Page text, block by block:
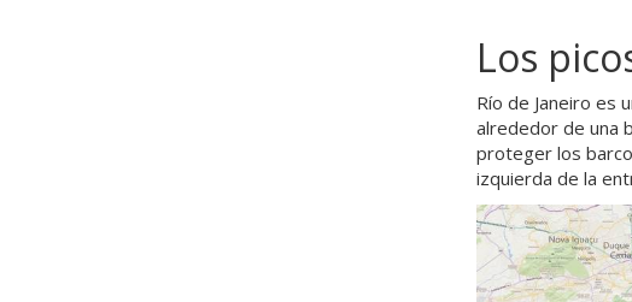
Los
Río de Janeiro es
alrededor de una
proteger los
izquierda de la